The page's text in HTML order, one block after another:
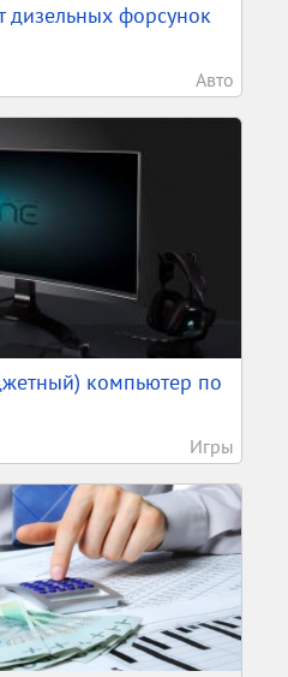
дизельных форсунок
Авто
компьютер по
Игры